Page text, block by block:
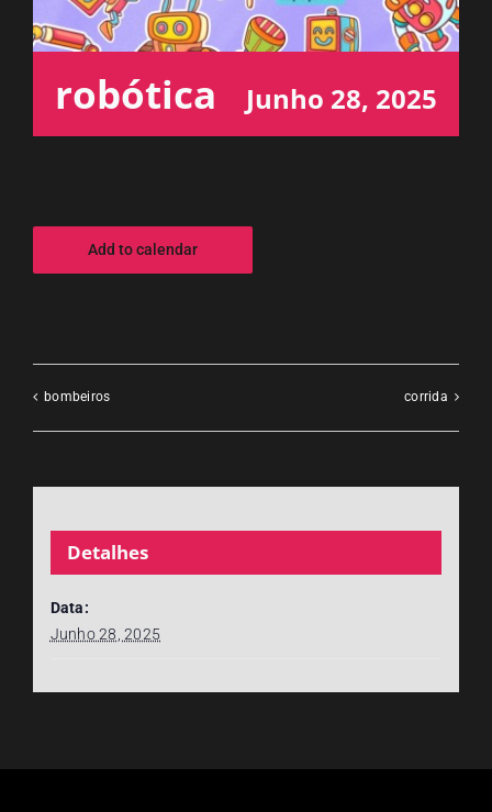
ESPAÇO OUVINTE
A RCP
robótica Junho 28, 2025
Add to calendar
bombeiros corrida
Detalhes
Data:
Junho 28, 2025